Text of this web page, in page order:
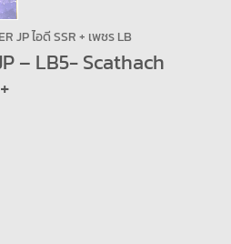
JP ไอดี SSR + เพชร LB
– LB5- Scathach
Scathach Skadi + เพชร 2000+ ชิ้น